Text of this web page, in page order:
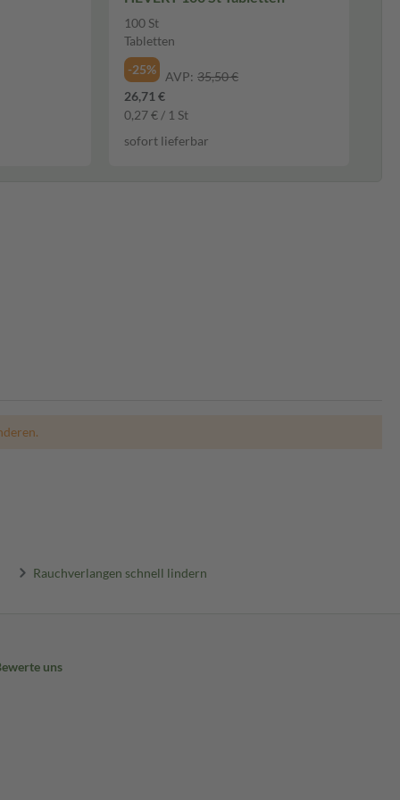
100 St
Tabletten
-25%
AVP: 35,50 €
26,71 €
0,27 € / 1 St
sofort lieferbar
Rauchverlangen schnell lindern
uns